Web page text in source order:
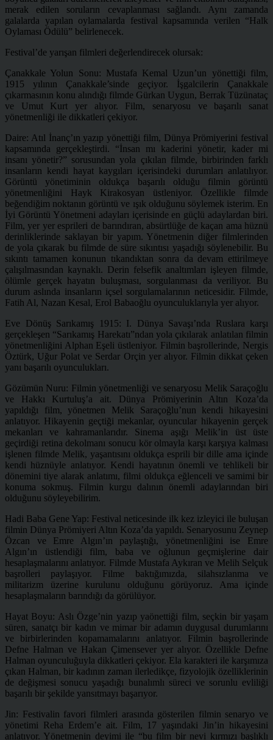
merak edilen soruların cevaplanması sağlandı. Aynı zamanda
galalarda yapılan oylamalarda festival kapsamında verilen “Halk
Oylaması Ödülü” belirlenecek.
Festival’de yarışan filmleri değerlendirecek olursak:
Çanakkale Yolun Sonu: Mustafa Kemal Uzun’un yönettiği film,
1915 yılının Çanakkale’sinde geçiyor. İşgalcilerin Çanakkale
çıkarmasının konu alındığı filmde Gürkan Uygun, Berrak Tüzünataç
ve Umut Kurt yer alıyor. Film, senaryosu ve başarılı sanat
yönetmenliği ile dikkatleri çekiyor.
Daire: Atıl İnanç’ın yazıp yönettiği film, Dünya Prömiyerini festival
kapsamında gerçekleştirdi. “İnsan mı kaderini yönetir, kader mi
insanı yönetir?” sorusundan yola çıkılan filmde, birbirinden farklı
insanların kendi hayat kaygıları içerisindeki durumları anlatılıyor.
Görüntü yönetiminin oldukça başarılı olduğu filmin görüntü
yönetmenliğini Hayk Kirakosyan üstleniyor. Özellikle filmde
beğendiğim noktanın görüntü ve ışık olduğunu söylemek isterim. En
İyi Görüntü Yönetmeni adayları içerisinde en güçlü adaylardan biri.
Film, yer yer esprileri de barındıran, absürtlüğe de kaçan ama hüznü
derinliklerinde saklayan bir yapım. Yönetmenin diğer filmlerinden
de yola çıkarak bu filmde de süre sıkıntısı yaşadığı söylenebilir. Bu
sıkıntı tamamen konunun tıkandıktan sonra da devam ettirilmeye
çalışılmasından kaynaklı. Derin felsefik analtımları işleyen filmde,
ölümle gerçek hayatın buluşması, sorgulanması da veriliyor. Bu
durum aslında insanların içsel sorgulamalarının neticesidir. Filmde,
Fatih Al, Nazan Kesal, Erol Babaoğlu oyunculuklarıyla yer alıyor.
Eve Dönüş Sarıkamış 1915: I. Dünya Savaşı’nda Ruslara karşı
gerçekleşen “Sarıkamış Harekatı”ndan yola çıkılarak anlatılan filmin
yönetmenliğini Alphan Eşeli üstleniyor. Filmin başrollerinde, Nergis
Öztürk, Uğur Polat ve Serdar Orçin yer alıyor. Filmin dikkat çeken
yanı başarılı oyunculukları.
Gözümün Nuru: Filmin yönetmenliği ve senaryosu Melik Saraçoğlu
ve Hakkı Kurtuluş’a ait. Dünya Prömiyerinin Altın Koza’da
yapıldığı film, yönetmen Melik Saraçoğlu’nun kendi hikayesini
anlatıyor. Hikayenin geçtiği mekanlar, oyuncular hikayenin gerçek
mekanları ve kahramanlarıdır. Sinema aşığı Melik’in üst üste
geçirdiği retina dekolmanı sonucu kör olmayla karşı karşıya kalması
işlenen filmde Melik, yaşantısını oldukça esprili bir dille ama içinde
kendi hüznüyle anlatıyor. Kendi hayatının önemli ve tehlikeli bir
dönemini tiye alarak anlatımı, filmi oldukça eğlenceli ve samimi bir
konuma sokmuş. Filmin kurgu dalının önemli adaylarından biri
olduğunu söyleyebilirim.
Hadi Baba Gene Yap: Festival neticesinde ilk kez izleyici ile buluşan
filmin Dünya Prömiyeri Altın Koza’da yapıldı. Senaryosunu Zeynep
Özcan ve Emre Algın’ın paylaştığı, yönetmenliğini ise Emre
Algın’ın üstlendiği film, baba ve oğlunun geçmişlerine dair
hesaplaşmalarını anlatıyor. Filmde Mustafa Aykıran ve Melih Selçuk
başrolleri paylaşıyor. Filme baktığımızda, silahsızlanma ve
militarizm üzerine kurulunu olduğunu görüyoruz. Ama içinde
hesaplaşmaların barındığı da görülüyor.
Hayat Boyu: Aslı Özge’nin yazıp yaönettiği film, seçkin bir yaşam
süren, sanatçı bir kadın ve mimar bir adamın duygusal durumlarını
ve birbirlerinden kopamamalarını anlatıyor. Filmin başrollerinde
Defne Halman ve Hakan Çimensever yer alıyor. Özellikle Defne
Halman oyunculuğuyla dikkatleri çekiyor. Ela karakteri ile karşımıza
çıkan Halman, bir kadının zaman ilerledikçe, fizyolojik özelliklerinin
de değişmesi sonucu yaşadığı bunalımlı süreci ve sorunlu evliliği
başarılı bir şekilde yansıtmayı başarıyor.
Jin: Festivalin favori filmleri arasında gösterilen filmin senaryo ve
yönetimi Reha Erdem’e ait. Film, 17 yaşındaki Jin’in hikayesini
anlatıyor. Yönetmenin deyimi ile “bu film bir nevi kırmızı başlıklı